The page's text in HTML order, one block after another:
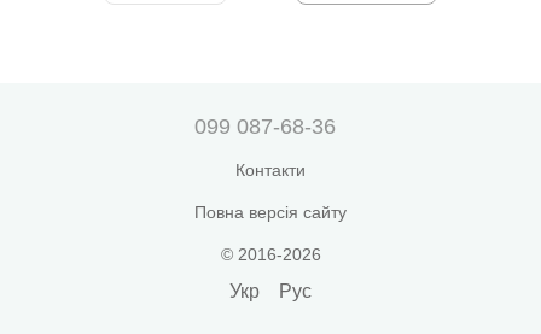
099 087-68-36
Контакти
Повна версія сайту
© 2016-2026
Укр Рус